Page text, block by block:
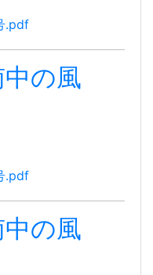
.pdf
の風
.pdf
の風